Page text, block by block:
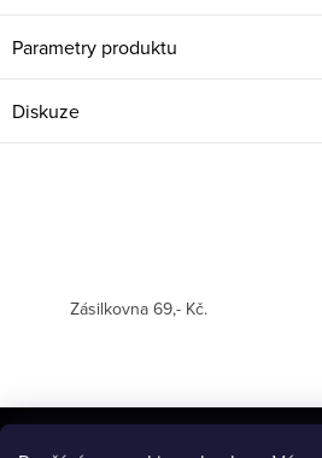
Parametry produktu
Diskuze
Zásilkovna 69,- Kč.
Z